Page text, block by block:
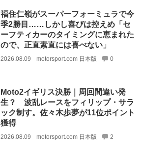
福住仁嶺がスーパーフォーミュラで今
季2勝目……しかし喜びは控えめ「セ
ーフティカーのタイミングに恵まれた
ので、正直素直には喜べない」
2026.08.09 motorsport.com 日本版 0
Moto2イギリス決勝｜周回間違い発
生？ 波乱レースをフィリップ・サラ
ック制す。佐々木歩夢が11位ポイント
獲得
2026.08.09 motorsport.com 日本版 2